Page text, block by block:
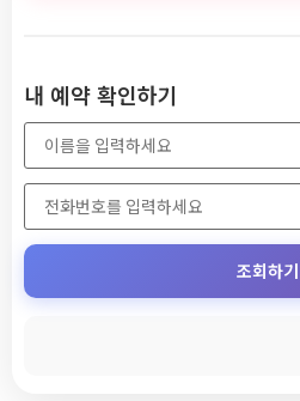
내 예약 확인하기
조회하기